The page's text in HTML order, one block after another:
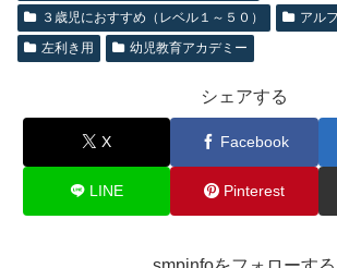
３歳児におすすめ（レベル１～５０）
アル
左利き用
幼児教育アカデミー
シェアする
X Facebook
LINE Pinterest